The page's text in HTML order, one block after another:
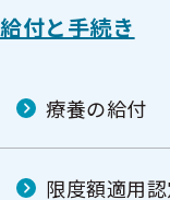
給付と手続き
療養の給付
限度額適用